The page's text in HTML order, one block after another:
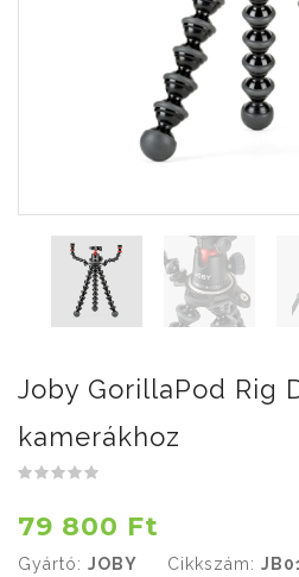
Joby GorillaPod Rig
kamerákhoz
79 800 Ft
Gyártó: JOBY Cikkszám: